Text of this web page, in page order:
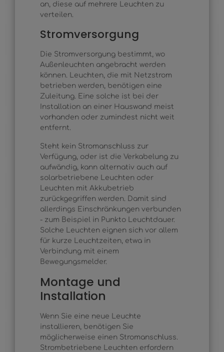
an, diese auf mehrere Leuchten zu
verteilen.
Stromversorgung
Die Stromversorgung bestimmt, wo
Außenleuchten angebracht werden
können. Leuchten, die mit Netzstrom
betrieben werden, benötigen eine
Zuleitung. Eine solche ist bei der
Installation an einer Hauswand meist
vorhanden oder zumindest nicht weit
entfernt.
Steht kein Stromanschluss zur
Verfügung, oder ist die Verkabelung zu
aufwändig, kann alternativ auch auf
solarbetriebene Leuchten oder
Leuchten mit Akkubetrieb
zurückgegriffen werden. Damit sind
allerdings Einschränkungen verbunden
- zum Beispiel in Punkto Leuchtdauer.
Solche Leuchten eignen sich vor allem
für kurze Leuchtzeiten, etwa in
Verbindung mit einem
Bewegungsmelder.
Montage und
Installation
Wenn Sie eine neue Leuchte
installieren, benötigen Sie
möglicherweise einen Stromanschluss.
Strombetriebene Leuchten erfordern